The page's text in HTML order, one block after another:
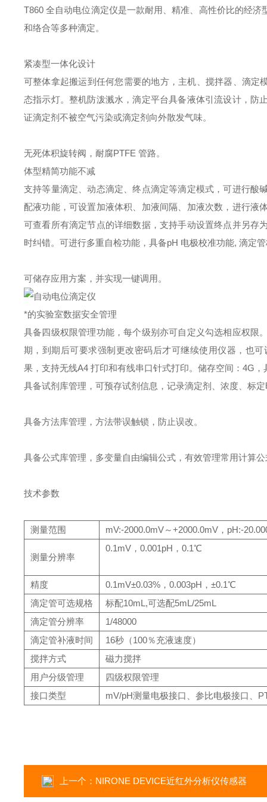
T860 全自动电位滴定仪是一款耐用、精准、高性价比的经
和络合等多种滴定。
紧凑型一体化设计
可整体拿起搬运到任何您需要的地方，主机、搅拌器、滴定
态指示灯。 整机防泼溅水，滴定平台具备液体引流设计，防
证滴定剂不被空气污染或滴定剂向外散发气味。
无死体积旋转阀，耐腐PTFE 管路。
体型精简功能不减
支持等量滴定、动态滴定、终点滴定等滴定模式，可进行酸
配液功能，可设置加液体积、加液间隔、加液次数，进行液
可查看所有滴定节点的详细数据，支持手动设置终点并另存
时纠错。 可进行多重自检功能，具备pH 电极校准功能, 滴定
可储存应用方案，并实现一键调用。
*的实验室数据安全管理
具备四级权限管理功能，每个级别亦可自定义勾选相应权限
期，到期后可要求强制更改密码后才可继续使用仪器，也
果，支持无线A4 打印和有线串口针式打印。 储存空间：4G，
具备试剂库管理，可预存试剂信息，记录滴定剂、浓度、标
具备方法库管理，方法带误触锁，防止误改。
具备公式库管理，多变量自由编辑公式，有效管理常用计算
技术参数
测量范围 mV:-2000.0mV～+2000.0mV，pH:-
测量分辨率
0.1mV，0.001pH，0.1℃
精度
0.1mV±0.03%，0.003pH，±0.1℃
滴定管可选规格
标配10mL,可选配5mL/25mL
滴定管分辨率
1/48000
滴定管补液时间
16秒（100％充液速度）
搅拌方式
磁力搅拌
用户分级管理
四级权限管理
接口类型
mV/pH测量电极接口、参比电极接口、
上一个： NIRONE DEVICE近红外分析仪传感器